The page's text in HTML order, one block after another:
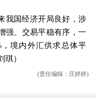
我国经济开局良好，涉
强、交易平稳有序，一
境内外汇供求总体平
琪）
(责任编辑：庄婷婷)